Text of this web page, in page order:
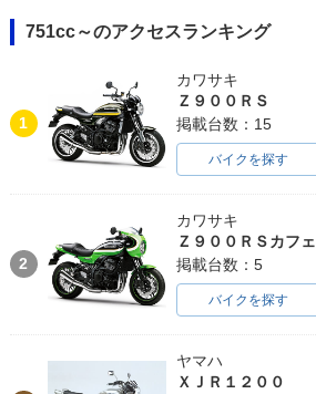
751cc～のアクセスランキング
1
カワサキ
Ｚ９００ＲＳ
掲載台数：15
バイクを探す
2
カワサキ
Ｚ９００ＲＳカフェ
掲載台数：5
バイクを探す
ヤマハ
ＸＪＲ１２００